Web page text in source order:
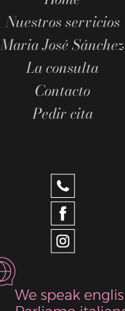
Nuestros servicios
Maria José Sánchez
La consulta
Contacto
Pedir cita